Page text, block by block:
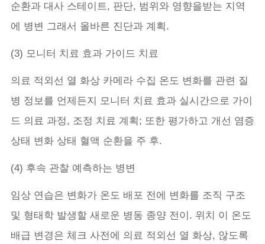
순환과 대사 스테이트, 판단, 범위와 영향을받는 지역
에 병변 그래서 올바른 진단과 계획.
(3) 모니터 치료 효과 가이드 치료
의료 적외선 열 화상 카메라 수집 온도 변화를 관련 질
병 정보를 언제든지 모니터 치료 효과 실시간으로 가이
드 의료 과정, 조정 치료 계획; 또한 평가하고 개선 염증
상태 변화 상태 혈액 순환을 주 후.
(4) 후속 관찰 예측하는 병변
임상 연습은 변화가 온도 배포 전에 변화를 조직 구조
및 형태학 발생할 새로운 병동 종양 전이. 위치 이 온도
배급 변경은 체크 사전에 의료 적외선 열 화상, 않도록